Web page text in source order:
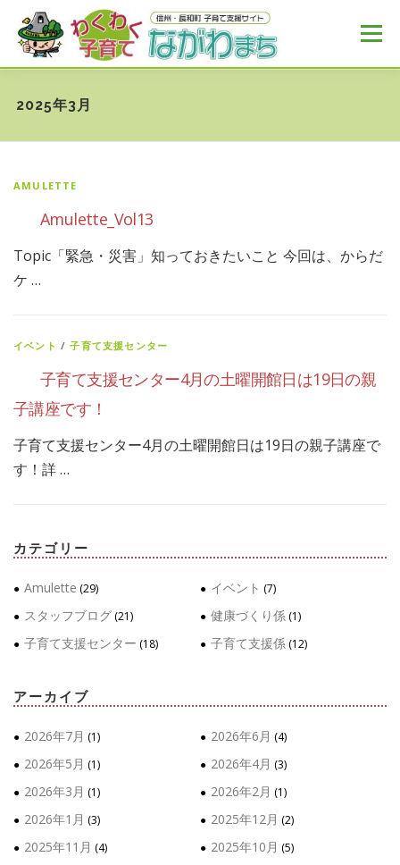
メニュー
HOME
2025年3月
AMULETTE
Amulette_Vol13
Topic「緊急・災害」知っておきたいこと 今回は、からだ
ケ …
イベント /子育て支援センター
子育て支援センター4月の土曜開館日は19日の親
子講座です！
子育て支援センター4月の土曜開館日は19日の親子講座で
す！詳 …
カテゴリー
Amulette (29) イベント (7)
スタッフブログ (21) 健康づくり係 (1)
子育て支援センター (18) 子育て支援係 (12)
アーカイブ
2026年7月 (1) 2026年6月 (4)
2026年5月 (1) 2026年4月 (3)
2026年3月 (1) 2026年2月 (1)
2026年1月 (3) 2025年12月 (2)
2025年11月 (4) 2025年10月 (5)